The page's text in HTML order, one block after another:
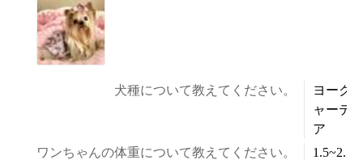
犬種について教えてください。
ヨーク
ャーテ
ア
ワンちゃんの体重について教えてください。